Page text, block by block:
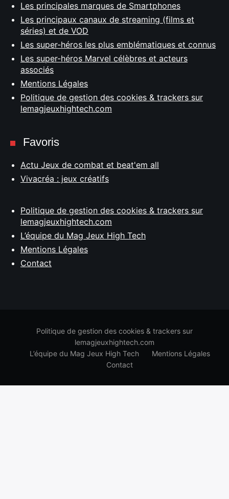
Les principales marques de Smartphones
Les principaux canaux de streaming (films et
séries) et de VOD
Les super-héros les plus emblématiques et connus
Les super-héros Marvel célèbres et acteurs
associés
Mentions Légales
Politique de gestion des cookies & trackers sur
lemagjeuxhightech.com
Favoris
Actu Jeux de combat et beat'em all
Vivacréa : jeux créatifs
Politique de gestion des cookies & trackers sur
lemagjeuxhightech.com
L’équipe du Mag Jeux High Tech
Mentions Légales
Contact
Politique de gestion des cookies & trackers sur
lemagjeuxhightech.com
L’équipe du Mag Jeux High Tech
Mentions Légales
Contact